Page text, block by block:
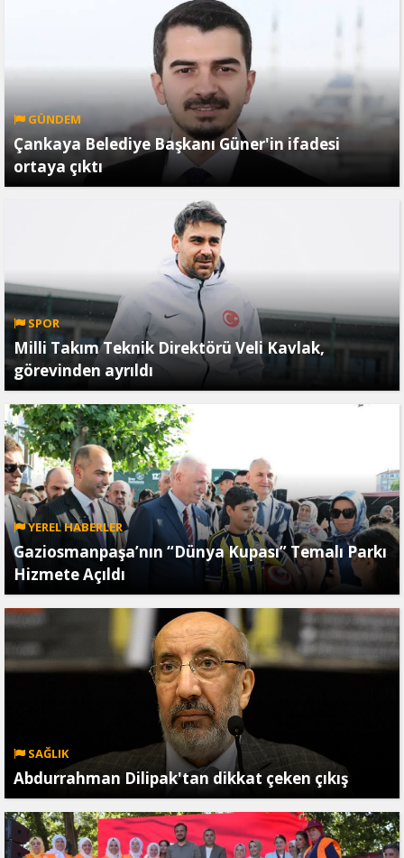
GÜNDEM
Çankaya Belediye Başkanı Güner'in ifadesi
ortaya çıktı
SPOR
Milli Takım Teknik Direktörü Veli Kavlak,
görevinden ayrıldı
YEREL HABERLER
Gaziosmanpaşa’nın “Dünya Kupası” Temalı Parkı
Hizmete Açıldı
SAĞLIK
Abdurrahman Dilipak'tan dikkat çeken çıkış